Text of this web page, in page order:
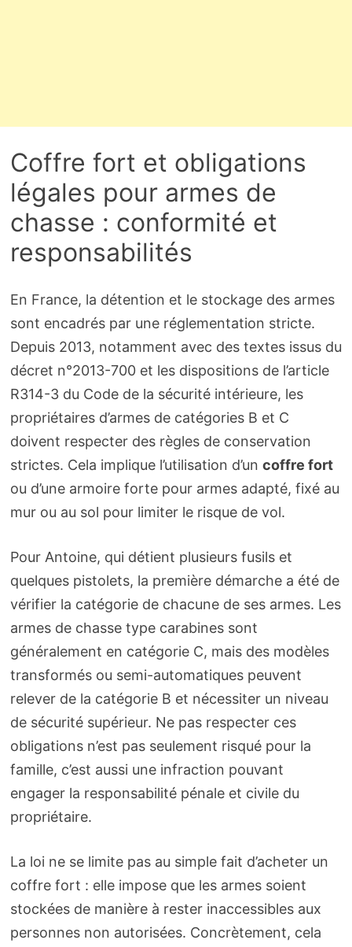
Coffre fort et obligations
légales pour armes de
chasse : conformité et
responsabilités
En France, la détention et le stockage des armes
sont encadrés par une réglementation stricte.
Depuis 2013, notamment avec des textes issus du
décret n°2013-700 et les dispositions de l’article
R314-3 du Code de la sécurité intérieure, les
propriétaires d’armes de catégories B et C
doivent respecter des règles de conservation
strictes. Cela implique l’utilisation d’un coffre fort
ou d’une armoire forte pour armes adapté, fixé au
mur ou au sol pour limiter le risque de vol.
Pour Antoine, qui détient plusieurs fusils et
quelques pistolets, la première démarche a été de
vérifier la catégorie de chacune de ses armes. Les
armes de chasse type carabines sont
généralement en catégorie C, mais des modèles
transformés ou semi-automatiques peuvent
relever de la catégorie B et nécessiter un niveau
de sécurité supérieur. Ne pas respecter ces
obligations n’est pas seulement risqué pour la
famille, c’est aussi une infraction pouvant
engager la responsabilité pénale et civile du
propriétaire.
La loi ne se limite pas au simple fait d’acheter un
coffre fort : elle impose que les armes soient
stockées de manière à rester inaccessibles aux
personnes non autorisées. Concrètement, cela